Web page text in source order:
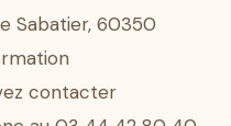
Sabatier, 60350
contacter